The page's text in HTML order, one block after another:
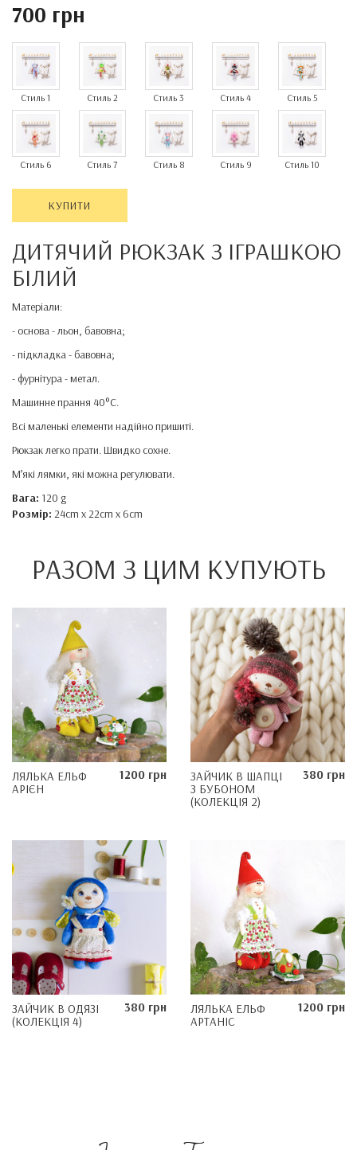
700 грн
Стиль 1 Стиль 2 Стиль 3 Стиль 4 Стиль 5
Стиль 6 Стиль 7 Стиль 8 Стиль 9 Стиль 10
КУПИТИ
ДИТЯЧИЙ РЮКЗАК З ІГРАШКОЮ
БІЛИЙ
Матеріали:
- основа - льон, бавовна;
- підкладка - бавовна;
- фурнітура - метал.
Машинне прання 40°C.
Всі маленькі елементи надійно пришиті.
Рюкзак легко прати. Швидко сохне.
М’які лямки, які можна регулювати.
Вага: 120 g
Розмір: 24cm x 22cm x 6cm
РАЗОМ З ЦИМ КУПУЮТЬ
ЛЯЛЬКА ЕЛЬФ
АРІЄН
1200 грн
ЗАЙЧИК В ШАПЦІ
З БУБОНОМ
(КОЛЕКЦІЯ 2)
380 грн
ЗАЙЧИК В ОДЯЗІ
(КОЛЕКЦІЯ 4)
380 грн
ЛЯЛЬКА ЕЛЬФ
АРТАНІС
1200 грн